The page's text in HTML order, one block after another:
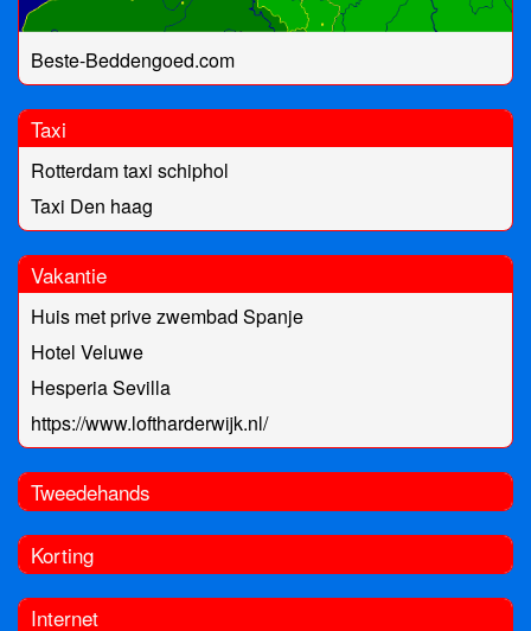
Beste-Beddengoed.com
Taxi
Rotterdam taxi schiphol
Taxi Den haag
Vakantie
Huis met prive zwembad Spanje
Hotel Veluwe
Hesperia Sevilla
https://www.loftharderwijk.nl/
Tweedehands
Korting
Internet